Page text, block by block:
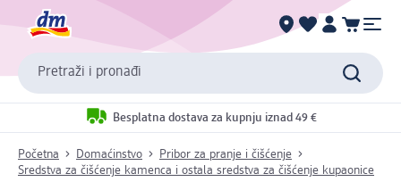
Pretraži i pronađi
Besplatna dostava za kupnju iznad 49 €
Početna Domaćinstvo
Pribor za pranje i čišćenje
Sredstva za čišćenje kamenca i ostala sredstva za čišćenje kupaonice